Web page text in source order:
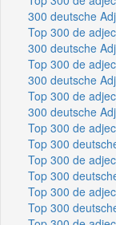
300 deutsche
Top 300 de
300 deutsche
Top 300 de
300 deutsche
Top 300 de
300 deutsche
Top 300 de
Top 300
Top 300 de
Top 300
Top 300 de
Top 300